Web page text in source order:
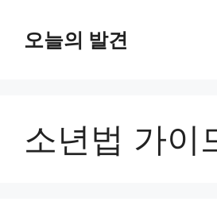
오늘의 발견
소년법 가이